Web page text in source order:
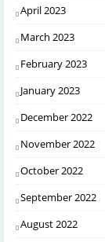
April 2023
March 2023
February 2023
January 2023
December 2022
November 2022
October 2022
September 2022
August 2022